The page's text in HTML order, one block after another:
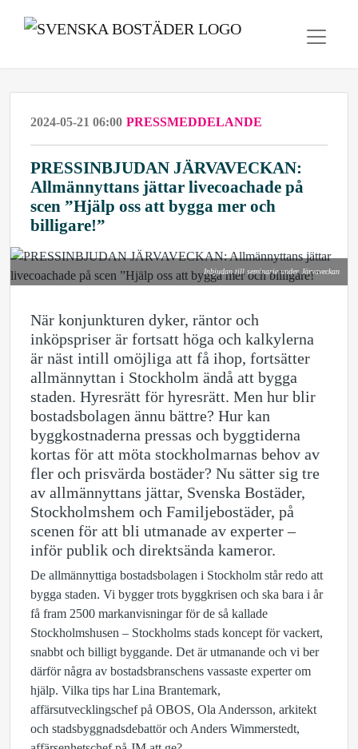
2024-05-21 06:00 PRESSMEDDELANDE
PRESSINBJUDAN JÄRVAVECKAN:
Allmännyttans jättar livecoachade på
scen ”Hjälp oss att bygga mer och
billigare!”
Inbjudan till seminarie under Järvaveckan
När konjunkturen dyker, räntor och
inköpspriser är fortsatt höga och kalkylerna
är näst intill omöjliga att få ihop, fortsätter
allmännyttan i Stockholm ändå att bygga
staden. Hyresrätt för hyresrätt. Men hur blir
bostadsbolagen ännu bättre? Hur kan
byggkostnaderna pressas och byggtiderna
kortas för att möta stockholmarnas behov av
fler och prisvärda bostäder? Nu sätter sig tre
av allmännyttans jättar, Svenska Bostäder,
Stockholmshem och Familjebostäder, på
scenen för att bli utmanade av experter –
inför publik och direktsända kameror.
De allmännyttiga bostadsbolagen i Stockholm står redo att
bygga staden. Vi bygger trots byggkrisen och ska bara i år
få fram 2500 markanvisningar för de så kallade
Stockholmshusen – Stockholms stads koncept för vackert,
snabbt och billigt byggande. Det är utmanande och vi ber
därför några av bostadsbranschens vassaste experter om
hjälp. Vilka tips har Lina Brantemark,
affärsutvecklingschef på OBOS, Ola Andersson, arkitekt
och stadsbyggnadsdebattör och Anders Wimmerstedt,